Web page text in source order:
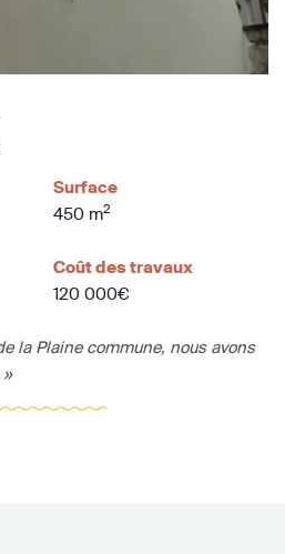
Surface
450 m2
Coût des travaux
120 000€
la Plaine commune, nous avons